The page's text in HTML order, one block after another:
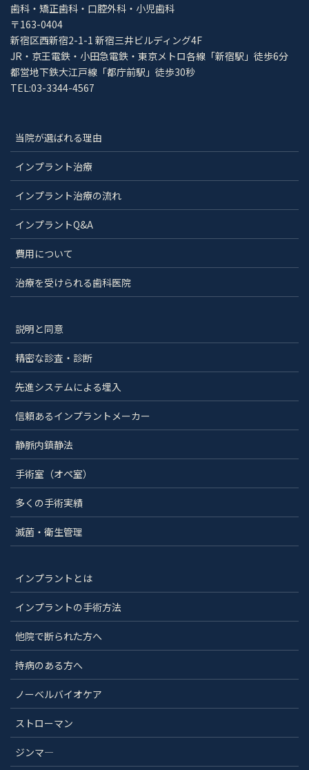
歯科・矯正歯科・口腔外科・小児歯科
〒163-0404
新宿区西新宿2-1-1 新宿三井ビルディング4F
JR・京王電鉄・小田急電鉄・東京メトロ各線「新宿駅」徒歩6分
都営地下鉄大江戸線「都庁前駅」徒歩30秒
TEL:03-3344-4567
当院が選ばれる理由
インプラント治療
インプラント治療の流れ
インプラントQ&A
費用について
治療を受けられる歯科医院
説明と同意
精密な診査・診断
先進システムによる埋入
信頼あるインプラントメーカー
静脈内鎮静法
手術室（オペ室）
多くの手術実績
滅菌・衛生管理
インプラントとは
インプラントの手術方法
他院で断られた方へ
持病のある方へ
ノーベルバイオケア
ストローマン
ジンマ―